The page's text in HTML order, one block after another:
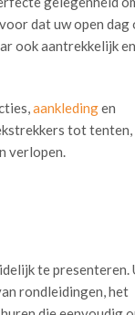
dat uw open dag
ook aantrekkelijk en
aankledingen
tot tenten,
verlopen.
te presenteren.
rondleidingen, het